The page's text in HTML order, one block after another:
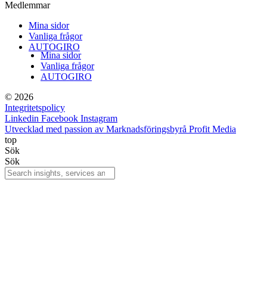
Medlemmar
Mina sidor
Vanliga frågor
AUTOGIRO
Mina sidor
Vanliga frågor
AUTOGIRO
© 2026
Integritetspolicy
Linkedin Facebook Instagram
Utvecklad med passion av Marknadsföringsbyrå Profit Media
top
Sök
Sök